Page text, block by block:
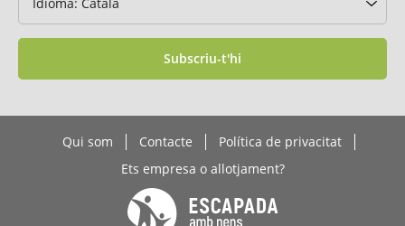
Subscriu-t'hi
Qui som Contacte
Política de privacitat
Ets empresa o allotjament?